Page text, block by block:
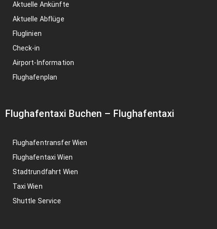
Aktuelle Ankünfte
Aktuelle Abflüge
Fluglinien
Check-in
Airport-Information
Flughafenplan
Flughafentaxi Buchen – Flughafentaxi
Flughafentransfer Wien
Flughafentaxi Wien
Stadtrundfahrt Wien
Taxi Wien
Shuttle Service